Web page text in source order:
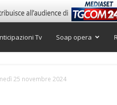
Tv Soap opera
25 novembre 2024